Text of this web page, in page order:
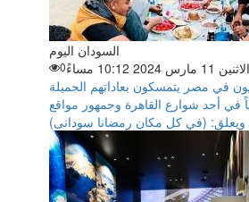
السودان اليوم
الاثنين 11 مارس 2024 10:12 مساءً
0
في مصر يتمسكون بعاداتهم الجميلة
في أحد شوارع القاهرة وجمهور مواقع
ويعلق: (في كل مكان رمضانا سودانى)